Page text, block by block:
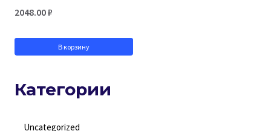
2048.00₽
В корзину
Категории
Uncategorized